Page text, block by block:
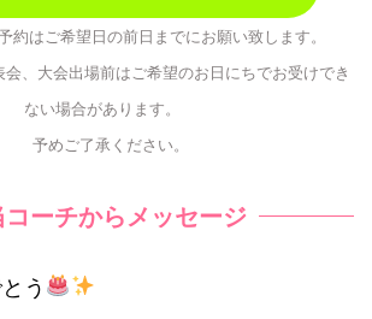
約はご希望日の前日までにお願い致します。
、大会出場前はご希望のお日にちでお受けでき
ない場合があります。
予めご了承ください。
コーチからメッセージ
う